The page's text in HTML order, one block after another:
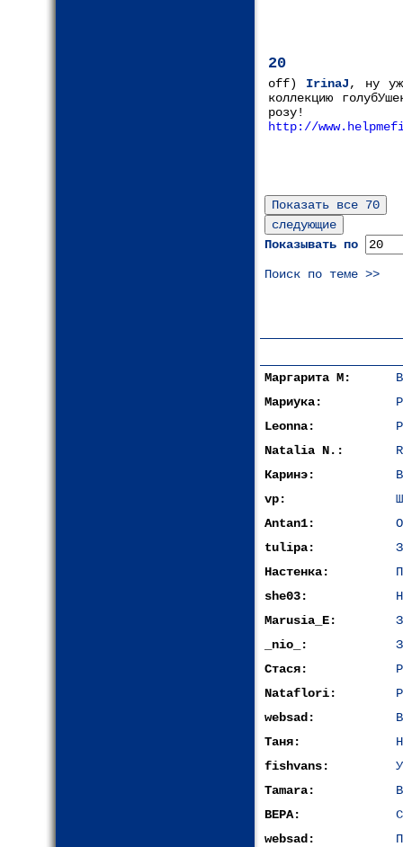
20
off) IrinaJ, ну уж
коллекцию
розу!
http://
Показывать по
Поиск по теме >>
Маргарита М:
Мариука:
Leonna:
Natalia N.:
Каринэ:
vp:
Antan1:
tulipa:
Настенка:
she03:
Marusia_E:
_nio_:
Стася:
Nataflori:
websad:
Таня:
fishvans:
Tamara:
ВЕРА:
websad: